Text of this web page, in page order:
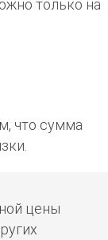
только на
что сумма
цены